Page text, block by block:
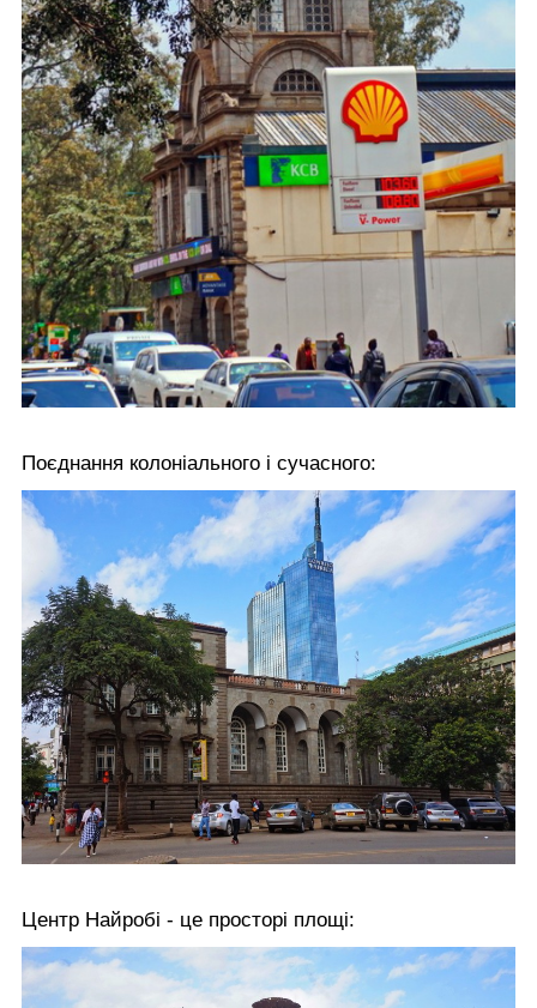
Поєднання колоніального і сучасного:
Центр Найробі - це просторі площі: